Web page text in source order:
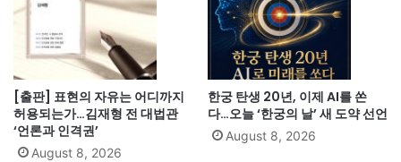
[출판] 표현의 자유는 어디까지
허용되는가…김재형 전 대법관
‘언론과 인격권’
August 8, 2026
한궁 탄생 20년, 이제 AI를 쏜
다…오늘 ‘한궁의 날’ 새 도약 선언
August 8, 2026